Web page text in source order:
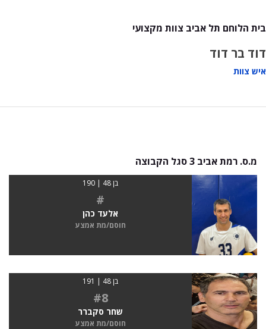
בית הלוחם תל אביב צוות מקצועי
דוד בר דוד
איש צוות
מ.ס. רמת אביב 3 סגל הקבוצה
בן 48 | 190
#
אלעד כהן
חוסם/מת אמצע
בן 48 | 191
#8
שחר סקברר
חוסם/מת אמצע